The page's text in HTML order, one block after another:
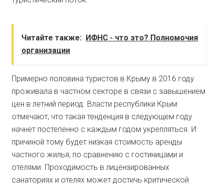
Читайте также: ИФНС - что это? Полномочия
организации
Примерно половина туристов в Крыму в 2016 году
проживала в частном секторе в связи с завышением
цен в летний период. Власти республики Крым
отмечают, что такая тенденция в следующем году
начнет постепенно с каждым годом укрепляться. И
причиной тому будет низкая стоимость аренды
частного жилья, по сравнению с гостиницами и
отелями. Проходимость в лицензированных
санаториях и отелях может достичь критической